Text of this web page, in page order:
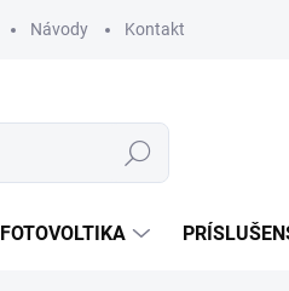
Návody Kontakt
Hľadať
FOTOVOLTIKA